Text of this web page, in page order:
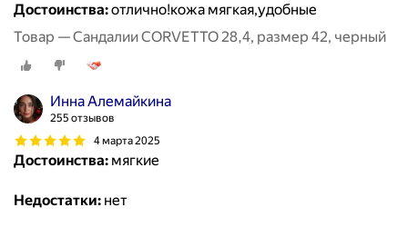
Достоинства:отлично!кожа мягкая,удобные
Товар — Сандалии CORVETTO 28,4, размер 42, черный
Инна Алемайкина
255 отзывов
4 марта 2025
Достоинства: мягкие
Недостатки: нет